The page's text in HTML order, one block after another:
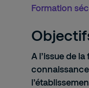
Formation
A l’issue de